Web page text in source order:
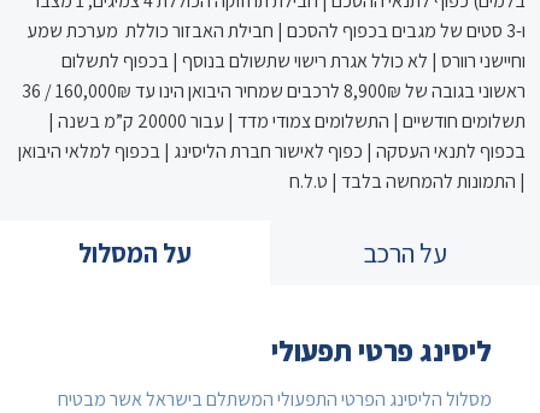
ו-3 סטים של מגבים בכפוף להסכם | חבילת האבזור כוללת מערכת שמע
וחיישני רוורס | לא כולל אגרת רישוי שתשולם בנוסף | בכפוף לתשלום
ראשוני בגובה של 8,900₪ לרכבים שמחיר היבואן הינו עד 160,000₪ / 36
תשלומים חודשיים | התשלומים צמודי מדד | עבור 20000 ק”מ בשנה |
בכפוף לתנאי העסקה | כפוף לאישור חברת הליסינג | בכפוף למלאי היבואן
| התמונות להמחשה בלבד | ט.ל.ח
על הרכב על המסלול
ליסינג פרטי תפעולי
מסלול הליסינג הפרטי התפעולי המשתלם בישראל אשר מבטיח